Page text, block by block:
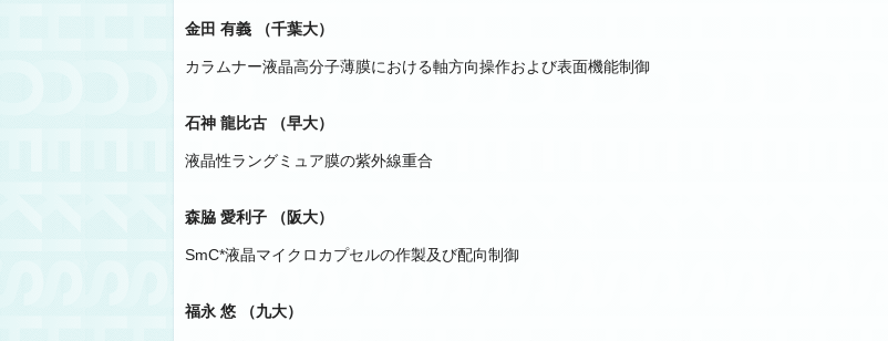
金田 有義 （千葉大）
カラムナー液晶高分子薄膜における軸方向操作および表面機能制御
石神 龍比古 （早大）
液晶性ラングミュア膜の紫外線重合
森脇 愛利子 （阪大）
SmC*液晶マイクロカプセルの作製及び配向制御
福永 悠 （九大）